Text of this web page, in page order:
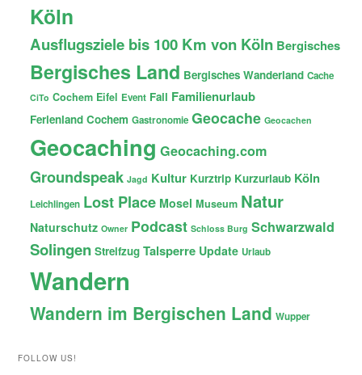
Köln
Ausflugsziele bis 100 Km von Köln Bergisches
Bergisches Land Bergisches Wanderland Cache
CiTo Cochem Eifel Event Fail Familienurlaub
Ferienland Cochem Gastronomie Geocache Geocachen
Geocaching Geocaching.com
Groundspeak Jagd Kultur Kurztrip Kurzurlaub Köln
Leichlingen Lost Place Mosel Museum Natur
Naturschutz Owner Podcast Schloss Burg Schwarzwald
Solingen Streifzug Talsperre Update Urlaub
Wandern
Wandern im Bergischen Land Wupper
FOLLOW US!